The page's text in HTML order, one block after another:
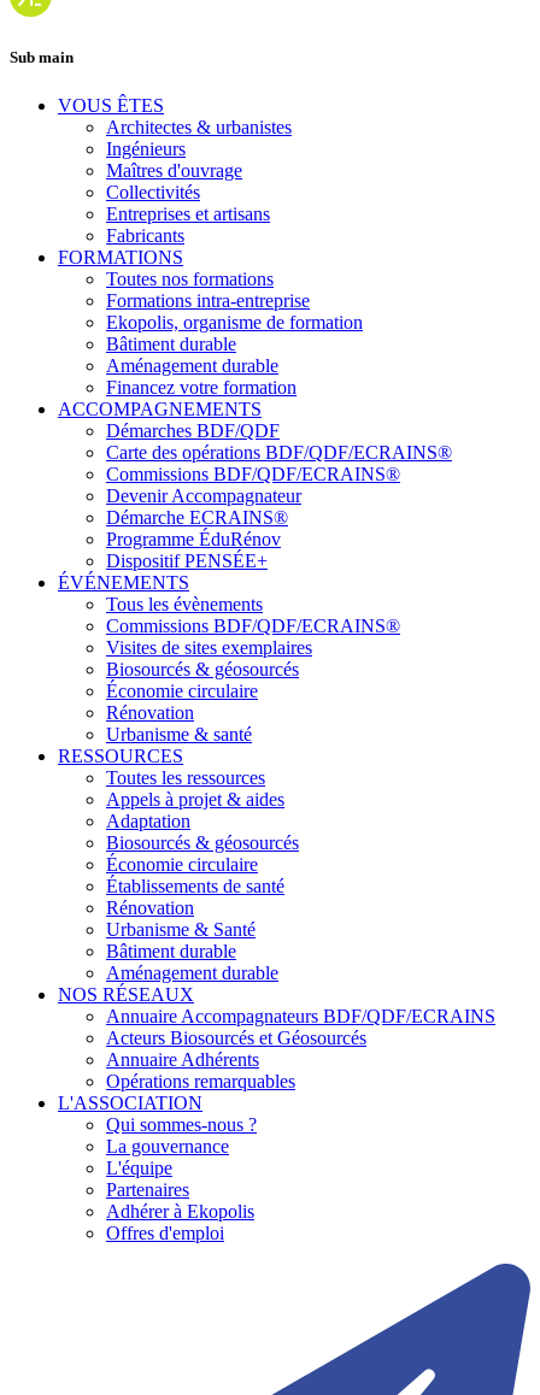
Sub main
VOUS ÊTES
Architectes & urbanistes
Ingénieurs
Maîtres d'ouvrage
Collectivités
Entreprises et artisans
Fabricants
FORMATIONS
Toutes nos formations
Formations intra-entreprise
Ekopolis, organisme de formation
Bâtiment durable
Aménagement durable
Financez votre formation
ACCOMPAGNEMENTS
Démarches BDF/QDF
Carte des opérations BDF/QDF/ECRAINS®
Commissions BDF/QDF/ECRAINS®
Devenir Accompagnateur
Démarche ECRAINS®
Programme ÉduRénov
Dispositif PENSÉE+
ÉVÉNEMENTS
Tous les évènements
Commissions BDF/QDF/ECRAINS®
Visites de sites exemplaires
Biosourcés & géosourcés
Économie circulaire
Rénovation
Urbanisme & santé
RESSOURCES
Toutes les ressources
Appels à projet & aides
Adaptation
Biosourcés & géosourcés
Économie circulaire
Établissements de santé
Rénovation
Urbanisme & Santé
Bâtiment durable
Aménagement durable
NOS RÉSEAUX
Annuaire Accompagnateurs BDF/QDF/ECRAINS
Acteurs Biosourcés et Géosourcés
Annuaire Adhérents
Opérations remarquables
L'ASSOCIATION
Qui sommes-nous ?
La gouvernance
L'équipe
Partenaires
Adhérer à Ekopolis
Offres d'emploi